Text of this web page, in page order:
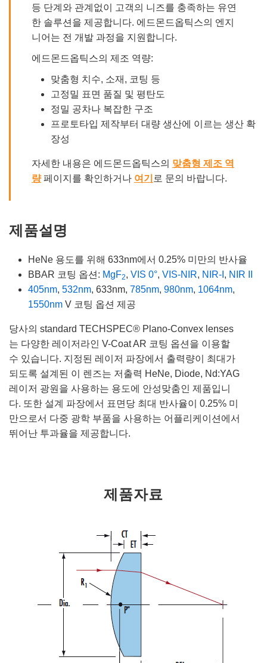
등 단계와 관계없이 고객의 니즈를 충족하는 유연
한 솔루션을 제공합니다. 에드몬드옵틱스의 엔지
니어는 전 개발 과정을 지원합니다.
에드몬드옵틱스의 제조 역량:
맞춤형 치수, 소재, 코팅 등
고정밀 표면 품질 및 평탄도
정밀 공차나 복잡한 구조
프로토타입 제작부터 대량 생산에 이르는 생산 확
장성
자세한 내용은 에드몬드옵틱스의 맞춤형 제조 역
량페이지를 확인하거나 여기 로 문의 바랍니다.
제품설명
HeNe 용도를 위해 633nm에서 0.25% 미만의 반사율
BBAR 코팅 옵션: MgF2, VIS 0°, VIS-NIR, NIR-I , NIR II
405nm, 532nm, 633nm, 785nm, 980nm, 1064nm,
1550nm V 코팅 옵션 제공
당사의 standard TECHSPEC® Plano-Convex lenses
는 다양한 레이저라인 V-Coat AR 코팅 옵션을 이용할
수 있습니다. 지정된 레이저 파장에서 출력량이 최대가
되도록 설계된 이 렌즈는 저출력 HeNe, Diode, Nd:YAG
레이저 광원을 사용하는 용도에 안성맞춤인 제품입니
다. 또한 설계 파장에서 표면당 최대 반사율이 0.25% 미
만으로서 다중 광학 부품을 사용하는 어플리케이션에서
뛰어난 투과율을 제공합니다.
제품자료